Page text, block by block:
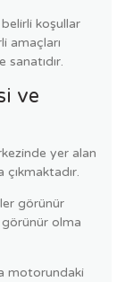
koşullar
amaçları
ve
yer alan
görünür
olma
motorundaki